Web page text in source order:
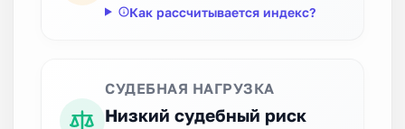
Как рассчитывается индекс?
СУДЕБНАЯ НАГРУЗКА
Низкий судебный риск